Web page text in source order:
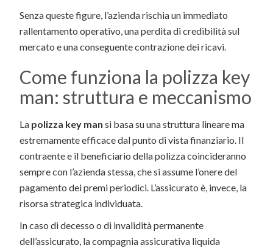
Senza queste figure, l’azienda rischia un immediato
rallentamento operativo, una perdita di credibilità sul
mercato e una conseguente contrazione dei ricavi.
Come funziona la polizza key
man: struttura e meccanismo
La polizza key man si basa su una struttura lineare ma
estremamente efficace dal punto di vista finanziario. Il
contraente e il beneficiario della polizza coincideranno
sempre con l’azienda stessa, che si assume l’onere del
pagamento dei premi periodici. L’assicurato è, invece, la
risorsa strategica individuata.
In caso di decesso o di invalidità permanente
dell’assicurato, la compagnia assicurativa liquida